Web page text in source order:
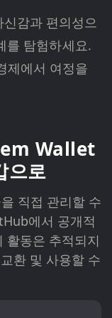
감과 편의성으
를 탐험하세요.
제에서 여정을
Wallet
으로
직접 관리할 수
에서 공개적
활동은 추적되지
환 및 사용할 수